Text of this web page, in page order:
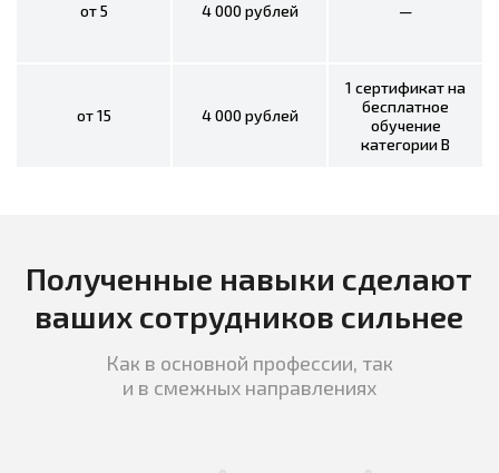
от 5 4 000 рублей —
от 15 4 000 рублей
1 сертификат на
бесплатное
обучение
категории B
Полученные навыки сделают
ваших сотрудников сильнее
Как в основной профессии, так
и в смежных направлениях